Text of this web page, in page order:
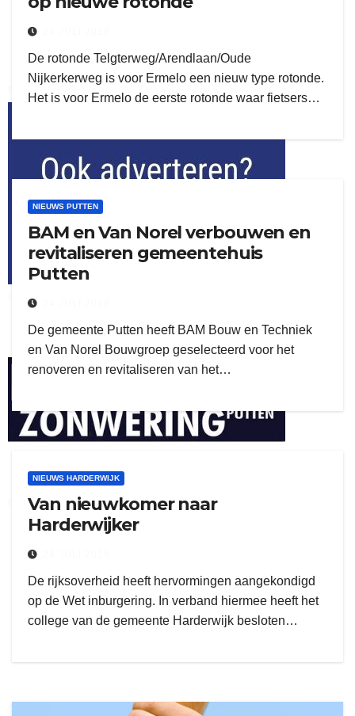
flitsmeister
ook adverteren
duo montage
gijs zwart interieurbouw
De rotonde Telgterweg/Arendlaan/Oude
Nijkerkerweg is voor Ermelo een nieuw type rotonde.
Het is voor Ermelo de eerste rotonde waar fietsers…
NIEUWS PUTTEN
BAM en Van Norel verbouwen en
revitaliseren gemeentehuis
Putten
De gemeente Putten heeft BAM Bouw en Techniek
en Van Norel Bouwgroep geselecteerd voor het
renoveren en revitaliseren van het…
NIEUWS HARDERWIJK
Van nieuwkomer naar
Harderwijker
De rijksoverheid heeft hervormingen aangekondigd
op de Wet inburgering. In verband hiermee heeft het
college van de gemeente Harderwijk besloten…